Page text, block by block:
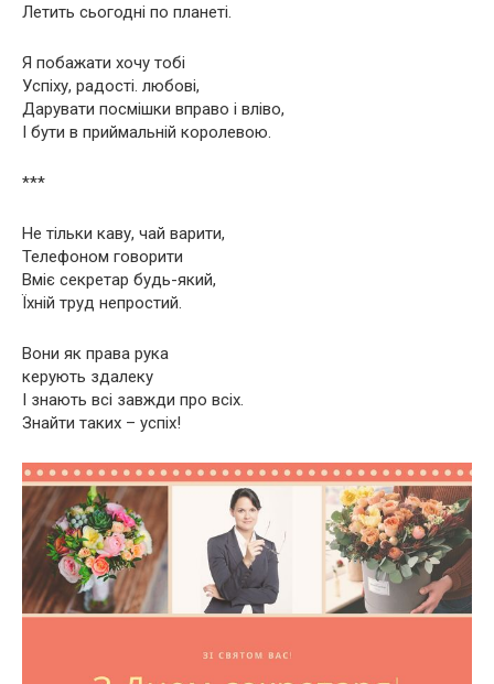
Летить сьогодні по планеті.
Я побажати хочу тобі
Успіху, радості. любові,
Дарувати посмішки вправо і вліво,
І бути в приймальній королевою.
***
Не тільки каву, чай варити,
Телефоном говорити
Вміє секретар будь-який,
Їхній труд непростий.
Вони як права рука
керують здалеку
І знають всі завжди про всіх.
Знайти таких – успіх!